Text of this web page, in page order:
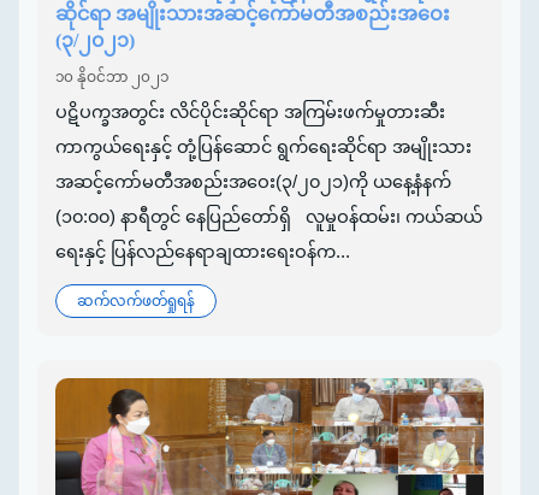
ဆိုင်ရာ အမျိုးသားအဆင့်ကော်မတီအစည်းအဝေး
(၃/၂၀၂၁)
၁၀ နိုဝင်ဘာ ၂၀၂၁
ပဋိပက္ခအတွင်း လိင်ပိုင်းဆိုင်ရာ အကြမ်းဖက်မှုတားဆီး
ကာကွယ်ရေးနှင့် တုံ့ပြန်ဆောင် ရွက်ရေးဆိုင်ရာ အမျိုးသား
အဆင့်ကော်မတီအစည်းအဝေး(၃/၂၀၂၁)ကို ယနေ့နံနက်
(၁၀:၀၀) နာရီတွင် နေပြည်တော်ရှိ လူမှုဝန်ထမ်း၊ ကယ်ဆယ်
ရေးနှင့် ပြန်လည်နေရာချထားရေးဝန်က...
ဆက်လက်ဖတ်ရှုရန်